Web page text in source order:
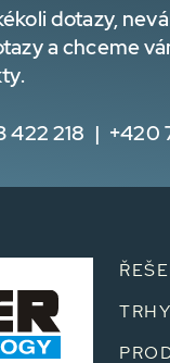
dotazy,
a chceme
422 218 | +420